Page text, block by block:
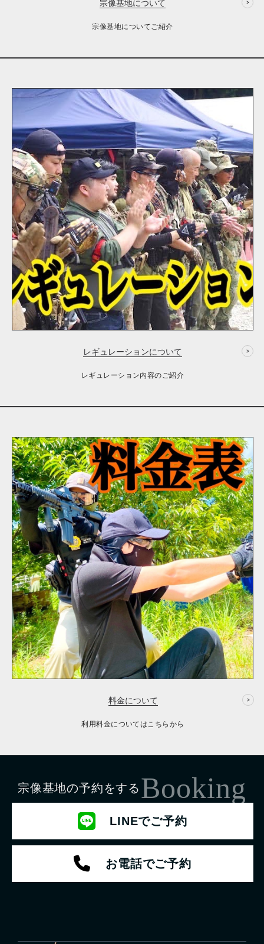
宗像基地について
宗像基地についてご紹介
レギュレーションについて
レギュレーション内容のご紹介
料金について
利用料金についてはこちらから
Booking
宗像基地の予約をする
LINEでご予約
お電話でご予約